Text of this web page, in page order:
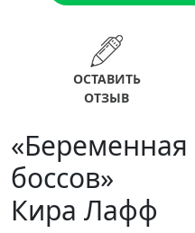
ОСТАВИТЬ
ОТЗЫВ
«Беременная
боссов»
Кира Лафф